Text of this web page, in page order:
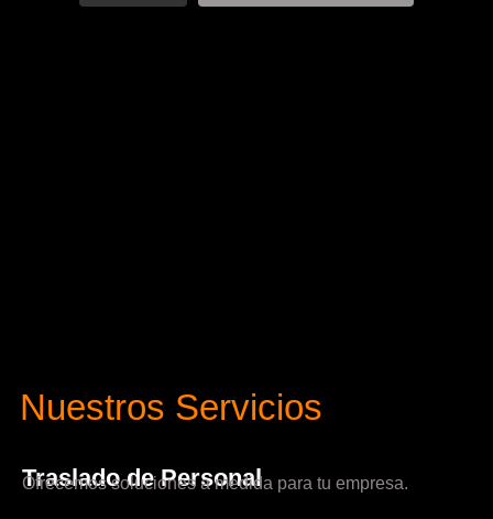
Nuestros Servicios
Traslado de Personal
Ofrecemos soluciones a medida para tu empresa.